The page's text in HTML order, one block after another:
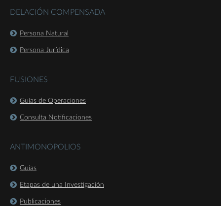
DELACIÓN COMPENSADA
Persona Natural
Persona Jurídica
FUSIONES
Guías de Operaciones
Consulta Notificaciones
ANTIMONOPOLIOS
Guías
Etapas de una Investigación
Publicaciones